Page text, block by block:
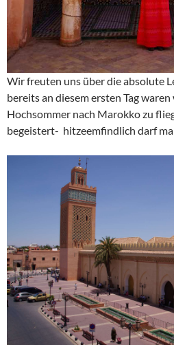
Wir freuten uns über die absolute
bereits an diesem ersten Tag
Hochsommer nach Marokko zu
begeistert- hitzeemfindlich darf